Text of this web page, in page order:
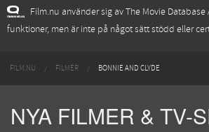
Film.nu använder sig av The Movie Database
funktioner, men är inte på något sätt stödd eller
FILM.NU FILMER BONNIE AND CLYDE
NYA FILMER & TV-